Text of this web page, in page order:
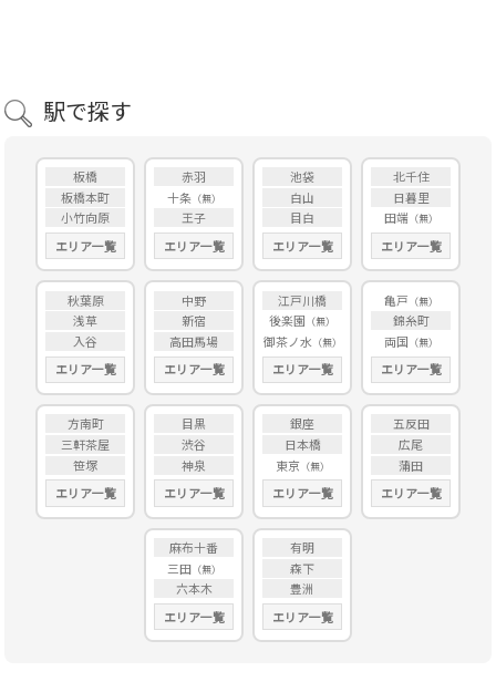
駅で探す
板橋
板橋本町
小竹向原
エリア一覧
赤羽
十条
王子
エリア一覧
池袋
白山
目白
エリア一覧
北千住
日暮里
田端
エリア一覧
秋葉原
浅草
入谷
エリア一覧
中野
新宿
高田馬場
エリア一覧
江戸川橋
後楽園
御茶ノ水
エリア一覧
亀戸
錦糸町
両国
エリア一覧
方南町
三軒茶屋
笹塚
エリア一覧
目黒
渋谷
神泉
エリア一覧
銀座
日本橋
東京
エリア一覧
五反田
広尾
蒲田
エリア一覧
麻布十番
三田
六本木
エリア一覧
有明
森下
豊洲
エリア一覧